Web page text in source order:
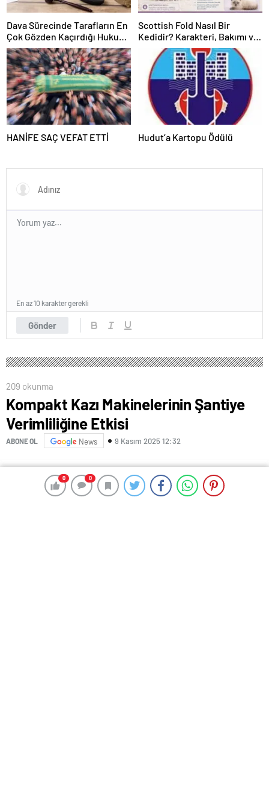
0 0
Dava Sürecinde Tarafların En
Çok Gözden Kaçırdığı Hukuki
Ayrıntılar
Scottish Fold Nasıl Bir
Kedidir? Karakteri, Bakımı ve
Özellikleri
HANİFE SAÇ VEFAT ETTİ Hudut’a Kartopu Ödülü
Gönder
En az 10 karakter gerekli
209 okunma
Kompakt Kazı Makinelerinin Şantiye
Verimliliğine Etkisi
ABONE OL News 9 Kasım 2025 12:32
0 0